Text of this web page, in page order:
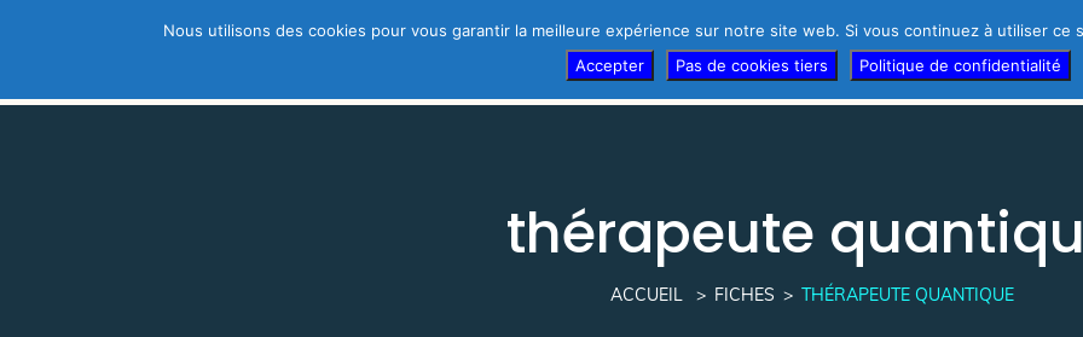
Trouver un thérapeute A découvrir d’urgence ! Témoignages des thérapeutes
thérapeute
ACCUEIL FICHES THÉRAPEUTE QUANTIQUE
Nous utilisons des cookies pour vous garantir la meilleure expérience sur notre site web. Si vous continuez à utiliser
Accepter
Pas de cookies tiers Politique de confidentialité